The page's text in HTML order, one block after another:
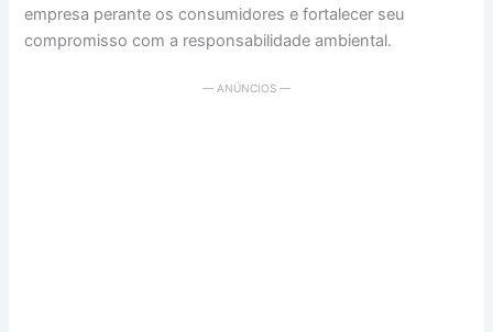
empresa perante os consumidores e fortalecer seu
compromisso com a responsabilidade ambiental.
— ANÚNCIOS —